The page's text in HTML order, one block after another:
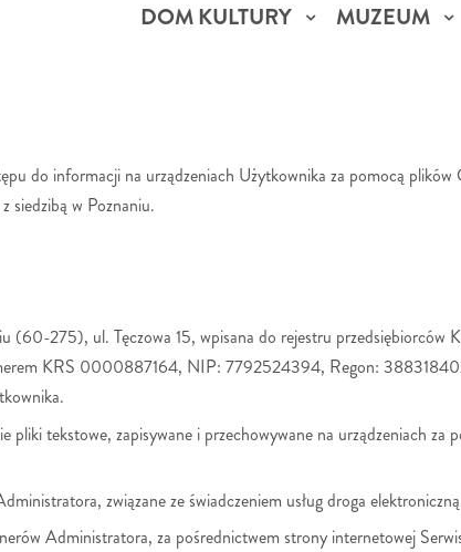
DOM KULTURY MUZEUM
do informacji na urządzeniach Użytkownika za pomocą plików
siedzibą w Poznaniu.
275), ul. Tęczowa 15, wpisana do rejestru przedsiębiorców
KRS 0000887164, NIP: 7792524394, Regon:
pliki tekstowe, zapisywane i przechowywane na urządzeniach
związane ze świadczeniem usług droga
Administratora, za pośrednictwem strony internetowej